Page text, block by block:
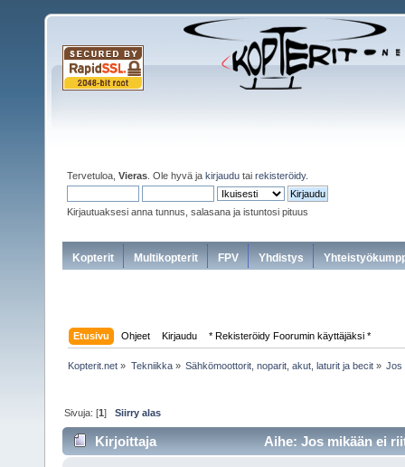
Tervetuloa, Vieras . Ole hyvä ja kirjaudu tai rekisteröidy.
Kirjautuaksesi anna tunnus, salasana ja istuntosi pituus
Kopterit Multikopterit FPV Yhdistys
Etusivu Ohjeet Kirjaudu * Rekisteröidy Foorumin käyttäjäksi *
Kopterit.net » Tekniikka» Sähkömoottorit, noparit, akut, laturit ja becit» Jos
Sivuja: [1]Siirry alas
Kirjoittaja Aihe: Jos mikään ei